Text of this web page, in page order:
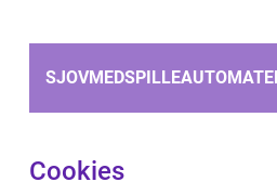
Cookies